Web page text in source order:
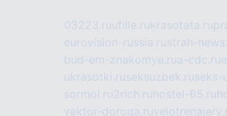
03223.ruufille.rukrasotata.ru
eurovision-russia.rustrah-
bud-em-znakomye.rua-cdc.ru
ukrasotki.ruseksuzbek.ruseks-
sormol.ru2rich.ru hostel-65.ru
vektor-doroga.ru